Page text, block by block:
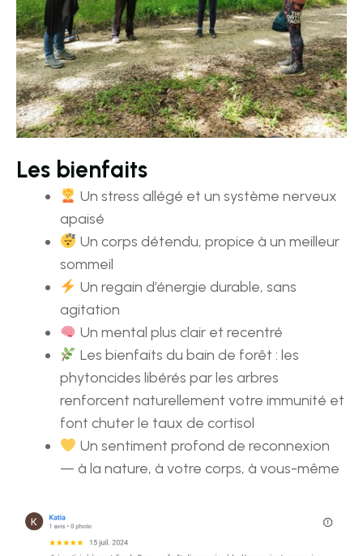
Les bienfaits
Un stress allégé et un système nerveux
apaisé
Un corps détendu, propice à un meilleur
sommeil
Un regain d’énergie durable, sans
agitation
Un mental plus clair et recentré
Les bienfaits du bain de forêt : les
phytoncides libérés par les arbres
renforcent naturellement votre immunité et
font chuter le taux de cortisol
Un sentiment profond de reconnexion
— à la nature, à votre corps, à vous-même